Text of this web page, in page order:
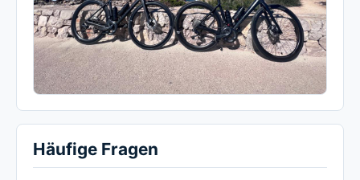
Häufige Fragen